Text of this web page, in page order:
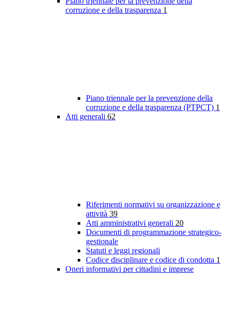
corruzione e della trasparenza 1
Piano triennale per la prevenzione della
corruzione e della trasparenza (PTPCT) 1
Atti generali 62
Riferimenti normativi su organizzazione e
attività 39
Atti amministrativi generali 20
Documenti di programmazione strategico-
gestionale
Statuti e leggi regionali
Codice disciplinare e codice di condotta 1
Oneri informativi per cittadini e imprese